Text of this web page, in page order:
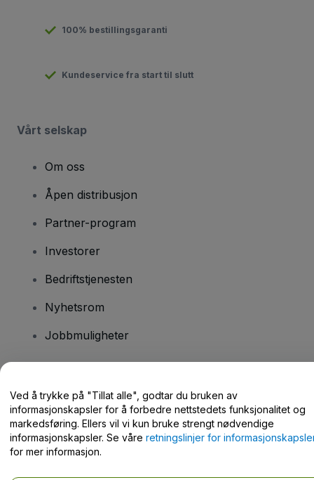
100% bestillingsgaranti
Kundeservice fra start til slutt
Vårt selskap
Om oss
Åpen distribusjon
Partner-program
Investorer
Bedriftstjenesten
Nyhetsrom
Jobbmuligheter
Hjelpesenter / kontakt oss
Ved å trykke på "Tillat alle", godtar du bruken av
informasjonskapsler for å forbedre nettstedets funksjonalitet og
markedsføring. Ellers vil vi kun bruke strengt nødvendige
informasjonskapsler. Se våre retningslinjer for
for mer informasjon.